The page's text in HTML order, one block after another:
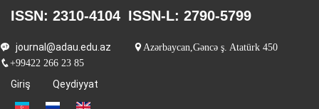
ISSN: 2310-4104 ISSN-L: 2790-5799
journal@adau.edu.az
Azərbaycan,Gəncə ş. Atatürk 450
+99422 266 23 85
Giriş Qeydiyyat